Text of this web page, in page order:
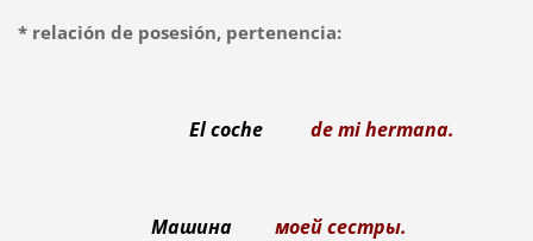
* relación de posesión, pertenencia:
El coche de mi hermana.
Машина моей сестры.